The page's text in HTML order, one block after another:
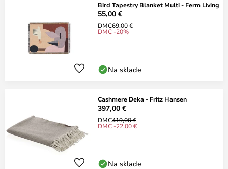
Bird Tapestry Blanket Multi - Ferm Living
55,00 €
DMC69,00 €
DMC -20%
Na sklade
Cashmere Deka - Fritz Hansen
397,00 €
DMC419,00 €
DMC -22,00 €
Na sklade